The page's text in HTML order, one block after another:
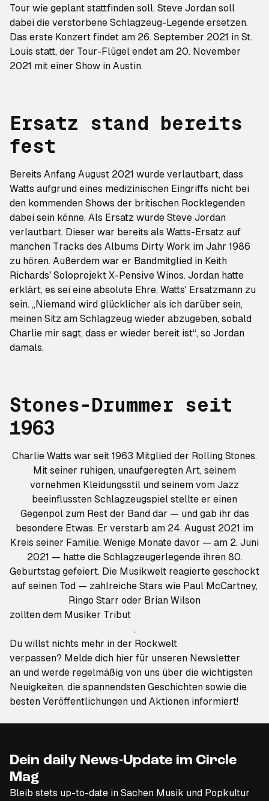
Tour wie geplant stattfinden soll. Steve Jordan soll
dabei die verstorbene Schlagzeug-Legende ersetzen.
Das erste Konzert findet am 26. September 2021 in St.
Louis statt, der Tour-Flügel endet am 20. November
2021 mit einer Show in Austin.
Ersatz stand bereits
fest
Bereits Anfang August 2021 wurde verlautbart, dass
Watts aufgrund eines medizinischen Eingriffs nicht bei
den kommenden Shows der britischen Rocklegenden
dabei sein könne. Als Ersatz wurde Steve Jordan
verlautbart. Dieser war bereits als Watts-Ersatz auf
manchen Tracks des Albums Dirty Work im Jahr 1986
zu hören. Außerdem war er Bandmitglied in Keith
Richards' Soloprojekt X-Pensive Winos. Jordan hatte
erklärt, es sei eine absolute Ehre, Watts' Ersatzmann zu
sein. „Niemand wird glücklicher als ich darüber sein,
meinen Sitz am Schlagzeug wieder abzugeben, sobald
Charlie mir sagt, dass er wieder bereit ist“, so Jordan
damals.
Stones-Drummer seit
1963
Charlie Watts war seit 1963 Mitglied der Rolling Stones.
Mit seiner ruhigen, unaufgeregten Art, seinem
vornehmen Kleidungsstil und seinem vom Jazz
beeinflussten Schlagzeugspiel stellte er einen
Gegenpol zum Rest der Band dar — und gab ihr das
besondere Etwas. Er verstarb am 24. August 2021 im
Kreis seiner Familie. Wenige Monate davor — am 2. Juni
2021 — hatte die Schlagzeugerlegende ihren 80.
Geburtstag gefeiert. Die Musikwelt reagierte geschockt
auf seinen Tod — zahlreiche Stars wie Paul McCartney,
Ringo Starr oder Brian Wilson
zollten dem Musiker Tribut
.
Du willst nichts mehr in der Rockwelt
verpassen? Melde dich hier für unseren Newsletter
an und werde regelmäßig von uns über die wichtigsten
Neuigkeiten, die spannendsten Geschichten sowie die
besten Veröffentlichungen und Aktionen informiert!
Dein daily News-Update im Circle
Mag
Bleib stets up-to-date in Sachen Musik und Popkultur